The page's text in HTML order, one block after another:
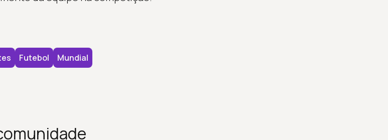
Futebol Mundial